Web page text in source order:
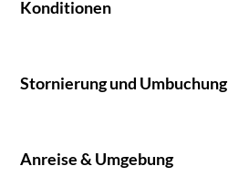
Konditionen
Stornierung und Umbuchung
Anreise & Umgebung